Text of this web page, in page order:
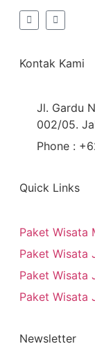
Kontak Kami
Jl. Gardu
002/05.
Phone :
Quick Links
Paket Wisata
Paket Wisata
Paket Wisata
Paket Wisata
Newsletter